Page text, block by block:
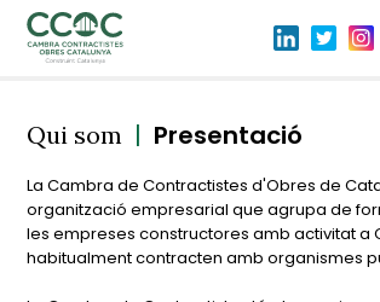
Qui som | Presentació
La Cambra de Contractistes d'Obres de
organització empresarial que agrupa de
les empreses constructores amb activitat a
habitualment contracten amb organismes